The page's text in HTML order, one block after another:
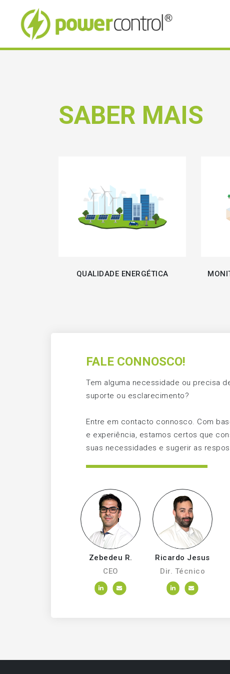
SABER MAIS
QUALIDADE ENERGÉTICA
FALE CONNOSCO!
Tem alguma necessidade ou precisa
suporte ou esclarecimento?
Entre em contacto connosco. Com
e experiência, estamos certos que
suas necessidades e sugerir as
Zebedeu R.
CEO
Ricardo Jesus
Dir. Técnico